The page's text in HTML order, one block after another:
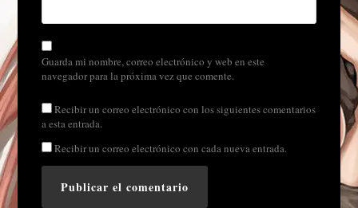
Guarda mi nombre, correo electrónico y web en este
navegador para la próxima vez que comente.
Recibir un correo electrónico con los siguientes comentarios
a esta entrada.
Recibir un correo electrónico con cada nueva entrada.